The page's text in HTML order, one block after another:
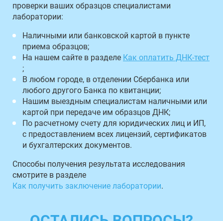
проверки ваших образцов специалистами
лаборатории:
Наличными или банковской картой в пункте
приема образцов;
На нашем сайте в разделе Как оплатить ДНК-тест
;
В любом городе, в отделении Сбербанка или
любого другого Банка по квитанции;
Нашим выездным специалистам наличными или
картой при передаче им образцов ДНК;
По расчетному счету для юридических лиц и ИП,
с предоставлением всех лицензий, сертификатов
и бухгалтерских документов.
Способы получения результата исследования
смотрите в разделе
Как получить заключение лаборатории.